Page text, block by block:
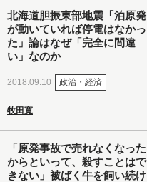
北海道胆振東部地震「泊原発
が動いていれば停電はなかっ
た」論はなぜ「完全に間違
い」なのか
2018.09.10 政治・経済
牧田寛
「原発事故で売れなくなった
からといって、殺すことはで
きない」被ばく牛を飼い続け